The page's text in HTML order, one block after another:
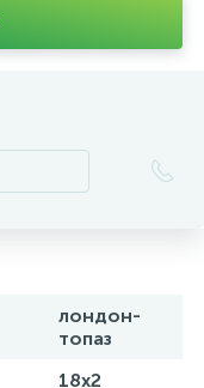
лондон-
топаз
18х2